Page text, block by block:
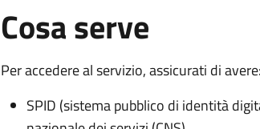
Cosa serve
Per accedere al servizio, assicurati di avere:
SPID (sistema pubblico di identità